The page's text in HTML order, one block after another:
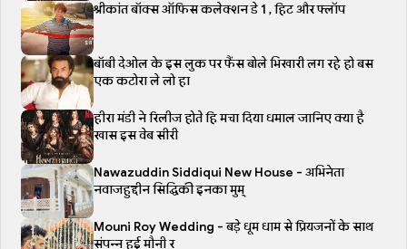
श्रीकांत बॉक्स ऑफिस कलेक्शन डे 1 , हिट और फ्लॉप
बॉबी देओल के इस लुक पर फैंस बोले भिखारी लग रहे हो बस
एक कटोरा ले लो हा
हीरा मंडी ने रिलीज होते हि मचा दिया धमाल जानिए क्या है
खास इस वेब सीरी
Nawazuddin Siddiqui New House - अभिनेता
नवाजहुद्दीन सिद्धिकी इनका मुम्
Mouni Roy Wedding - बड़े धूम धाम से प्रियजनों के साथ
संपन्न हुई मौनी र